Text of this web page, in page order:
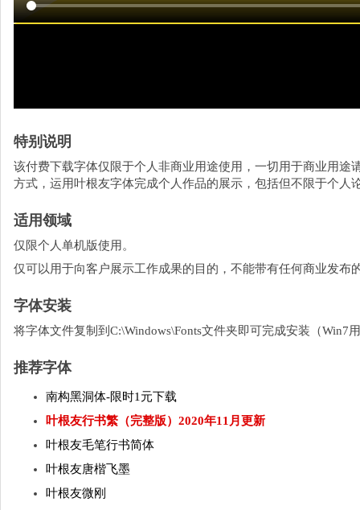
特别说明
该付费下载字体仅限于个人非商业用途使用，一切用于商业用
方式，运用叶根友字体完成个人作品的展示，包括但不限于个人
适用领域
仅限个人单机版使用。
仅可以用于向客户展示工作成果的目的，不能带有任何商业发布
字体安装
将字体文件复制到C:\Windows\Fonts文件夹即可完成安装（Win7
推荐字体
南构黑洞体-限时1元下载
叶根友行书繁（完整版）2020年11月更新
叶根友毛笔行书简体
叶根友唐楷飞墨
叶根友微刚